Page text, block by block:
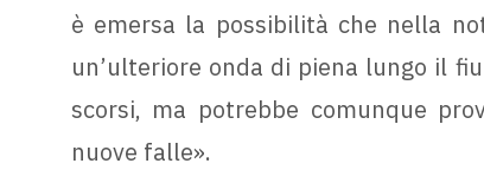
è emersa la possibilità che nella
un’ulteriore onda di piena lungo il
scorsi, ma potrebbe comunque
nuove falle».